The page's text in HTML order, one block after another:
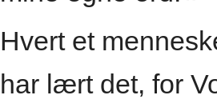
Hvert et
har lært det, for